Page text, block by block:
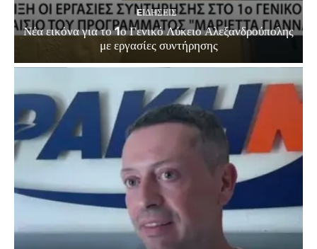
EΙΔΗΣΕΙΣ
Νέα εικόνα για το 1ο Γενικό Λύκειο Αλεξανδρούπολης
με εργασίες συντήρησης